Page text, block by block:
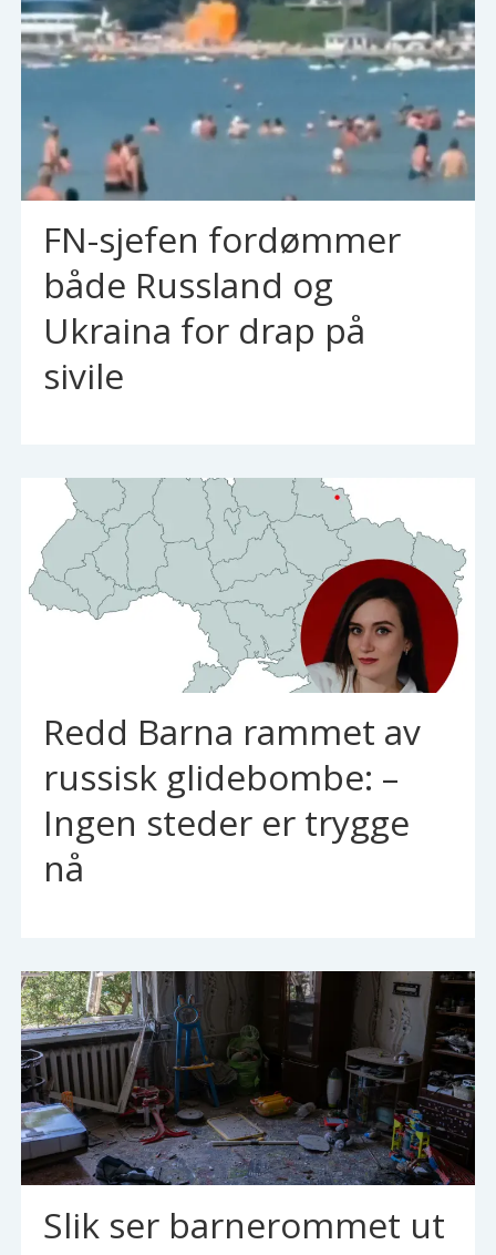
FN-sjefen fordømmer
både Russland og
Ukraina for drap på
sivile
Redd Barna rammet av
russisk glidebombe: –
Ingen steder er trygge
nå
Slik ser barnerommet ut